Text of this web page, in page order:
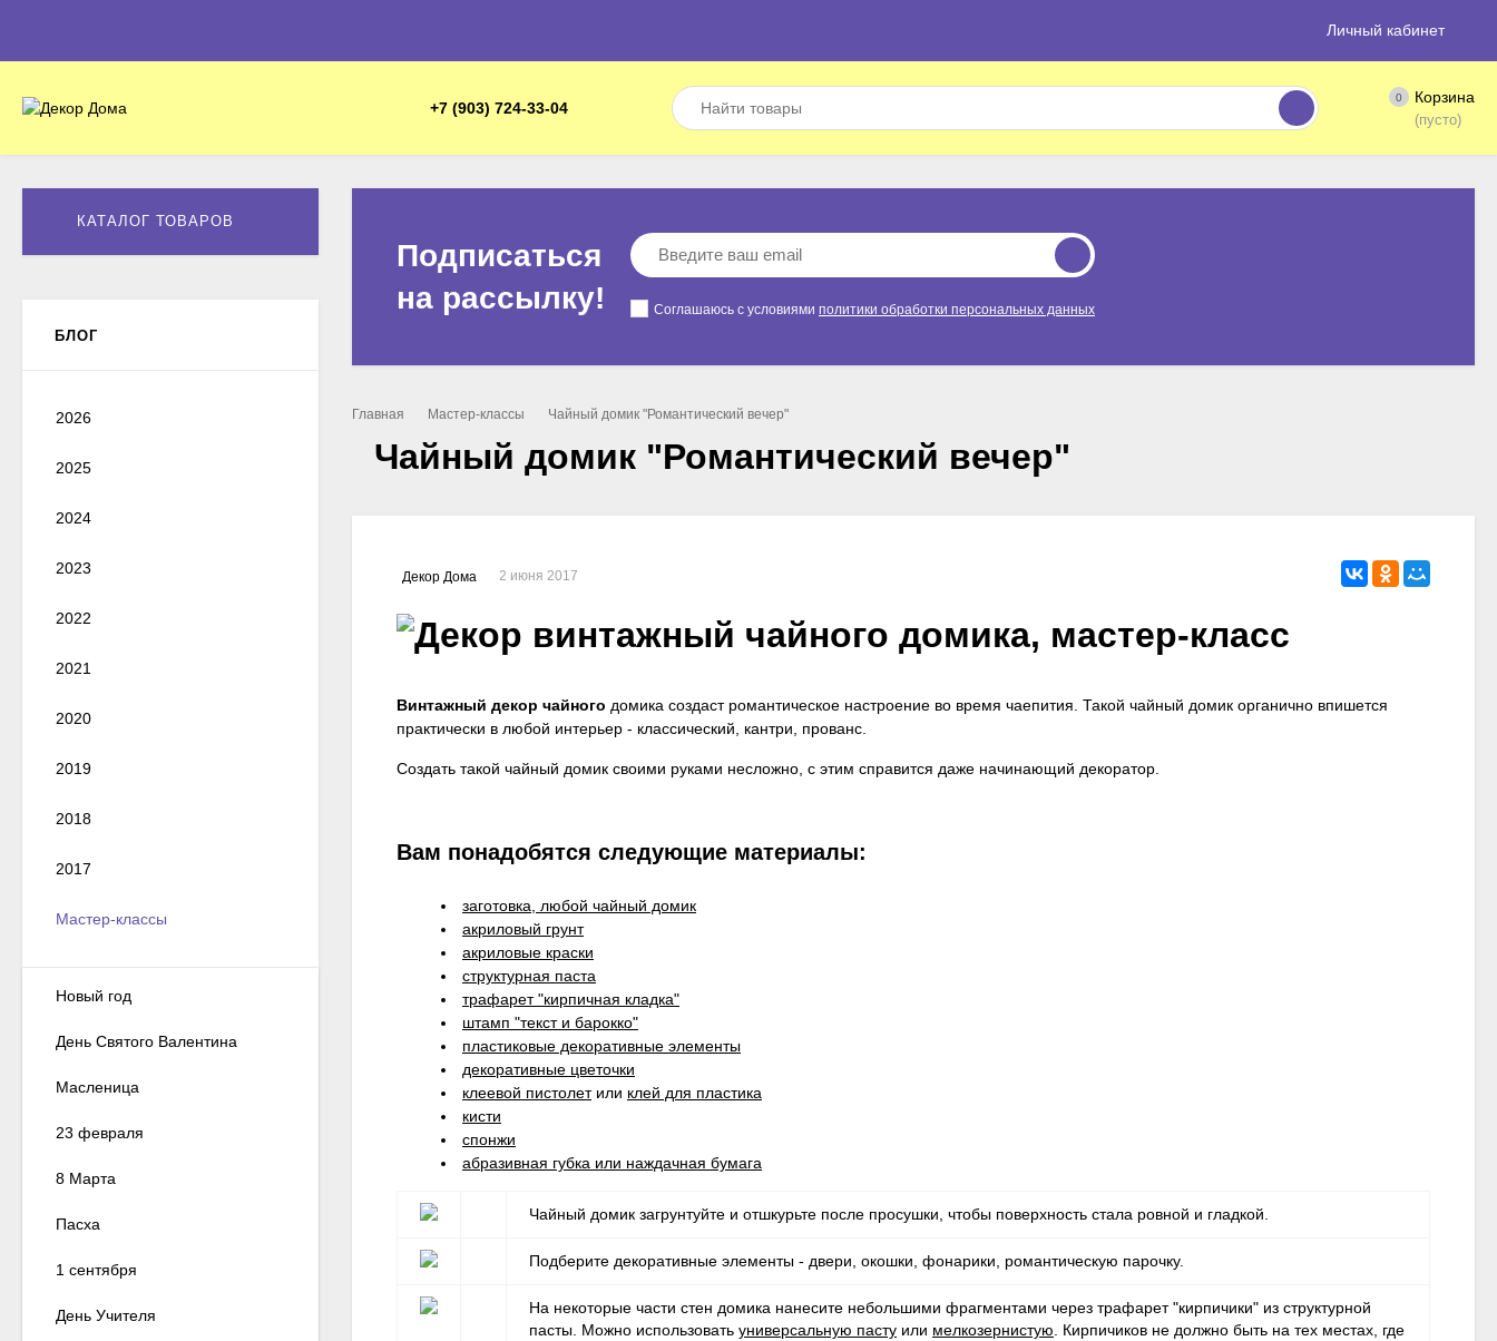
Личный кабинет
+7 (903) 724-33-04
0 Корзина
(пусто)
Подписаться
на рассылкy!
Соглашаюсь с условиями политики обработки персональных данных
Главная Мастер-классы Чайный домик "Романтический вечер"
Чайный домик "Романтический вечер"
Декор Дома 2 июня 2017
Винтажный декор чайного домика создаст романтическое настроение во время чаепития. Такой чайный домик органично впишется
практически в любой интерьер - классический, кантри, прованс.
Создать такой чайный домик своими руками несложно, с этим справится даже начинающий декоратор.
Вам понадобятся следующие материалы:
заготовка, любой чайный домик
акриловый грунт
акриловые краски
структурная паста
трафарет "кирпичная кладка"
штамп "текст и барокко"
пластиковые декоративные элементы
декоративные цветочки
клеевой пистолетили клей для пластика
кисти
спонжи
абразивная губка или наждачная бумага
Чайный домик загрунтуйте и отшкурьте после просушки, чтобы поверхность стала ровной и гладкой.
Подберите декоративные элементы - двери, окошки, фонарики, романтическую парочку.
На некоторые части стен домика нанесите небольшими фрагментами через трафарет "кирпичики" из структурной
пасты. Можно использовать универсальную пасту или мелкозернистую . Кирпичиков не должно быть на тех местах, где
КАТАЛОГ ТОВАРОВ
БЛОГ
2026
2025
2024
2023
2022
2021
2020
2019
2018
2017
Мастер-классы
Новый год
День Святого Валентина
Масленица
23 февраля
8 Марта
Пасха
1 сентября
День Учителя